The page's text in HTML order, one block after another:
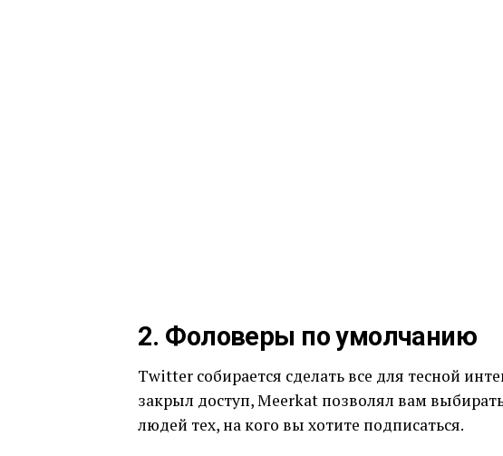
2. Фоловеры по умолчанию
Twitter собирается сделать все для тесной
закрыл доступ, Meerkat позволял вам
людей тех, на кого вы хотите подписаться.